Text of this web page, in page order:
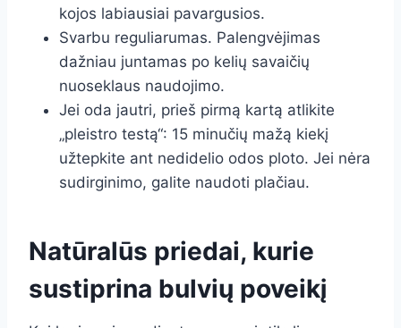
kojos labiausiai pavargusios.
Svarbu reguliarumas. Palengvėjimas
dažniau juntamas po kelių savaičių
nuoseklaus naudojimo.
Jei oda jautri, prieš pirmą kartą atlikite
„pleistro testą“: 15 minučių mažą kiekį
užtepkite ant nedidelio odos ploto. Jei nėra
sudirginimo, galite naudoti plačiau.
Natūralūs priedai, kurie
sustiprina bulvių poveikį